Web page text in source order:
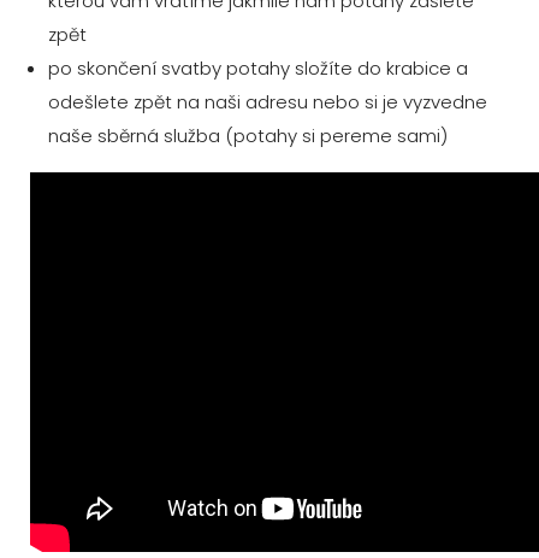
zpět
po skončení svatby potahy složíte do krabice a
odešlete zpět na naši adresu nebo si je vyzvedne
naše sběrná služba (potahy si pereme sami)